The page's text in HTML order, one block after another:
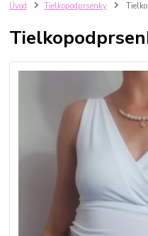
Úvod Tielkopodprsenky